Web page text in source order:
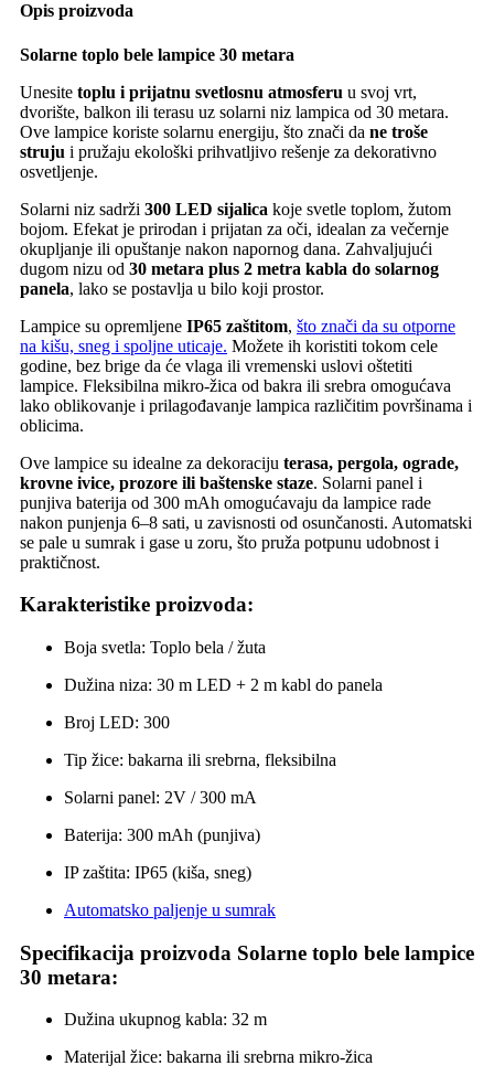
Opis proizvoda
Solarne toplo bele lampice 30 metara
Unesite toplu i prijatnu svetlosnu atmosferu u svoj vrt,
dvorište, balkon ili terasu uz solarni niz lampica od 30 metara.
Ove lampice koriste solarnu energiju, što znači da ne troše
struju i pružaju ekološki prihvatljivo rešenje za dekorativno
osvetljenje.
Solarni niz sadrži 300 LED sijalica koje svetle toplom, žutom
bojom. Efekat je prirodan i prijatan za oči, idealan za večernje
okupljanje ili opuštanje nakon napornog dana. Zahvaljujući
dugom nizu od 30 metara plus 2 metra kabla do solarnog
panela, lako se postavlja u bilo koji prostor.
Lampice su opremljene IP65 zaštitom, što znači da su otporne
na kišu, sneg i spoljne uticaje. Možete ih koristiti tokom cele
godine, bez brige da će vlaga ili vremenski uslovi oštetiti
lampice. Fleksibilna mikro-žica od bakra ili srebra omogućava
lako oblikovanje i prilagođavanje lampica različitim površinama i
oblicima.
Ove lampice su idealne za dekoraciju terasa, pergola, ograde,
krovne ivice, prozore ili baštenske staze. Solarni panel i
punjiva baterija od 300 mAh omogućavaju da lampice rade
nakon punjenja 6–8 sati, u zavisnosti od osunčanosti. Automatski
se pale u sumrak i gase u zoru, što pruža potpunu udobnost i
praktičnost.
Karakteristike proizvoda:
Boja svetla: Toplo bela / žuta
Dužina niza: 30 m LED + 2 m kabl do panela
Broj LED: 300
Tip žice: bakarna ili srebrna, fleksibilna
Solarni panel: 2V / 300 mA
Baterija: 300 mAh (punjiva)
IP zaštita: IP65 (kiša, sneg)
Automatsko paljenje u sumrak
Specifikacija proizvoda Solarne toplo bele lampice
30 metara:
Dužina ukupnog kabla: 32 m
Materijal žice: bakarna ili srebrna mikro-žica